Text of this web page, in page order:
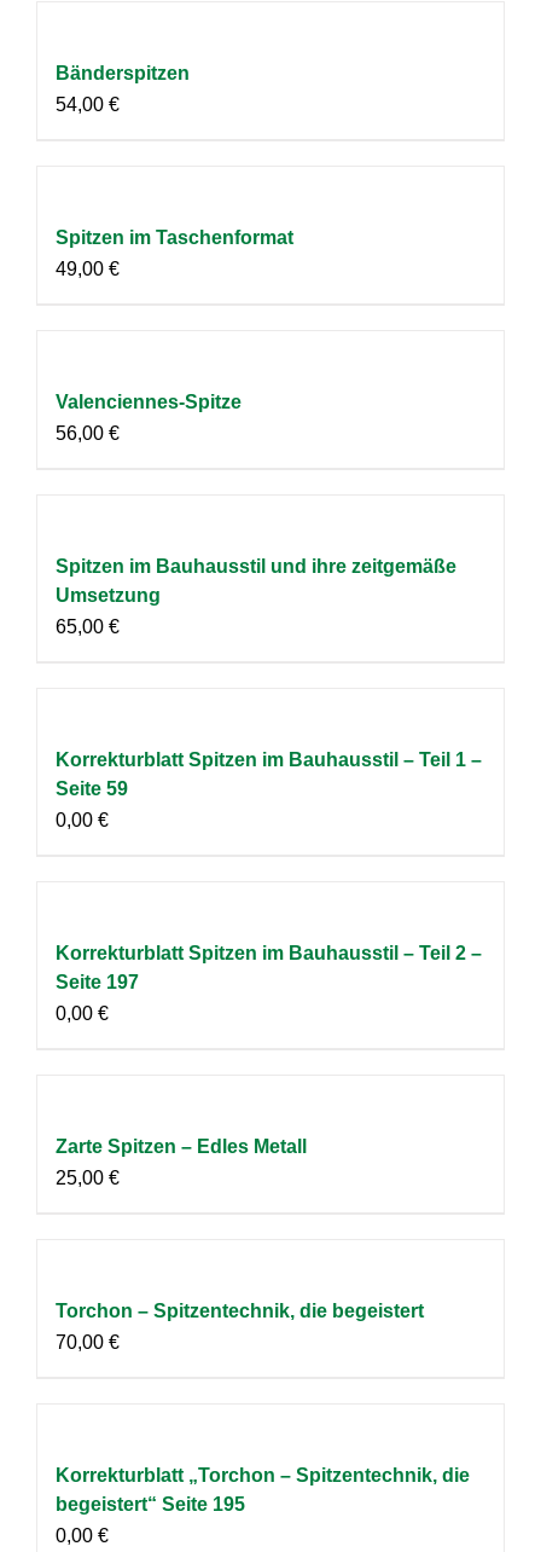
Bänderspitzen
54,00 €
Spitzen im Taschenformat
49,00 €
Valenciennes-Spitze
56,00 €
Spitzen im Bauhausstil und ihre zeitgemäße
Umsetzung
65,00 €
Korrekturblatt Spitzen im Bauhausstil – Teil 1 –
Seite 59
0,00 €
Korrekturblatt Spitzen im Bauhausstil – Teil 2 –
Seite 197
0,00 €
Zarte Spitzen – Edles Metall
25,00 €
Torchon – Spitzentechnik, die begeistert
70,00 €
Korrekturblatt „Torchon – Spitzentechnik, die
begeistert“ Seite 195
0,00 €